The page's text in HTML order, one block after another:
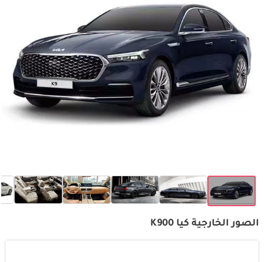
الصور الخارجية كيا K900